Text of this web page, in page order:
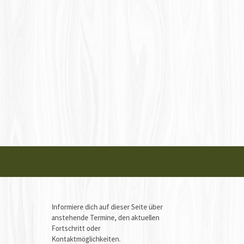
Informiere dich auf dieser Seite über
anstehende Termine, den aktuellen
Fortschritt oder
Kontaktmöglichkeiten.